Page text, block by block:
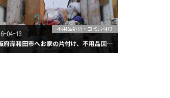
04-13
不用品処分・ゴミ片付け
大阪府岸和田市へお家の片付け、不用品回収に行ってきました。